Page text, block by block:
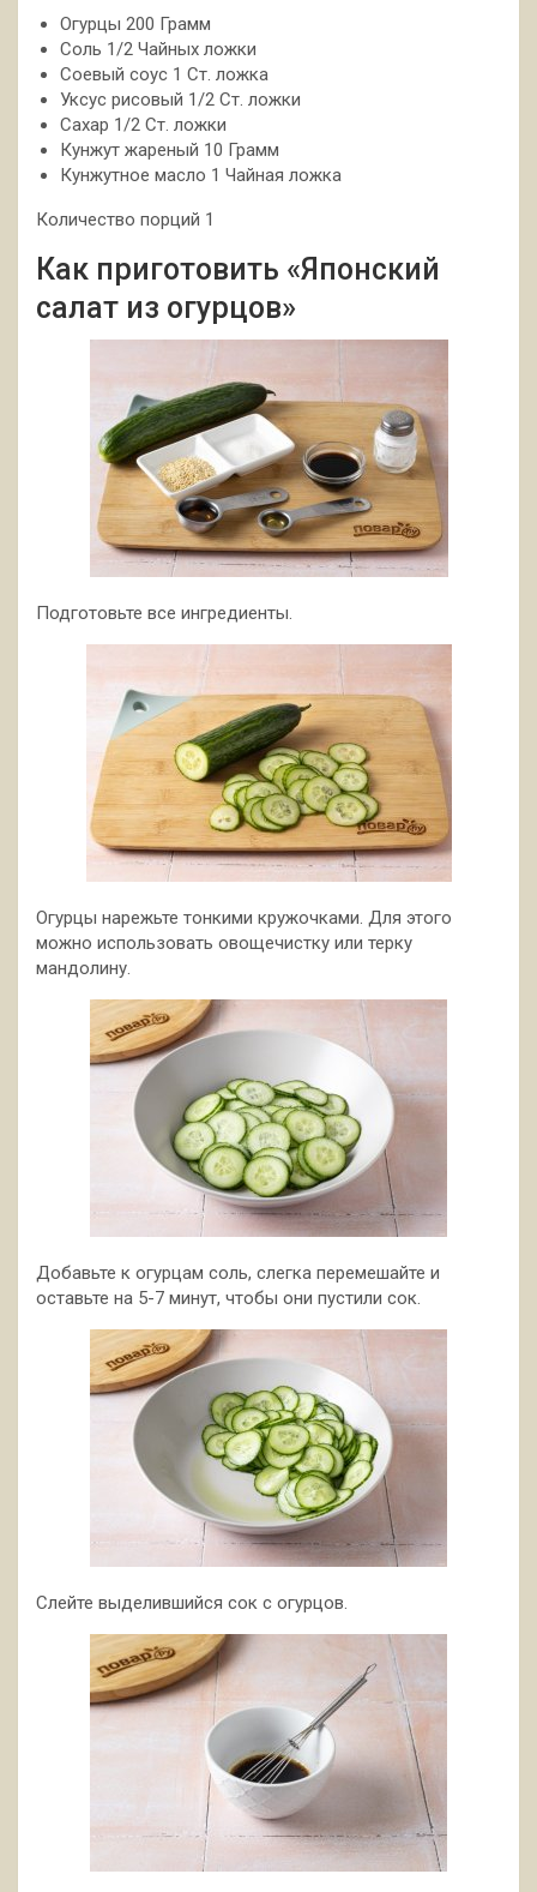
Огурцы 200 Грамм
Соль 1/2 Чайных ложки
Соевый соус 1 Ст. ложка
Уксус рисовый 1/2 Ст. ложки
Сахар 1/2 Ст. ложки
Кунжут жареный 10 Грамм
Кунжутное масло 1 Чайная ложка
Количество порций 1
Как приготовить «Японский
салат из огурцов»
Подготовьте все ингредиенты.
Огурцы нарежьте тонкими кружочками. Для этого
можно использовать овощечистку или терку
мандолину.
Добавьте к огурцам соль, слегка перемешайте и
оставьте на 5-7 минут, чтобы они пустили сок.
Слейте выделившийся сок с огурцов.